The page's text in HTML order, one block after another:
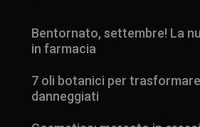
Bentornato, settembre! La
in farmacia
7 oli botanici per
danneggiati